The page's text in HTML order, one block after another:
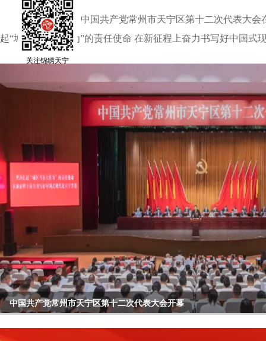
7月28日上午，中国共产党常州市天宁区第十二次代表大
起“城区当有大作为”的责任使命 在新征程上奋力书写好中国式
关注锦绣天宁